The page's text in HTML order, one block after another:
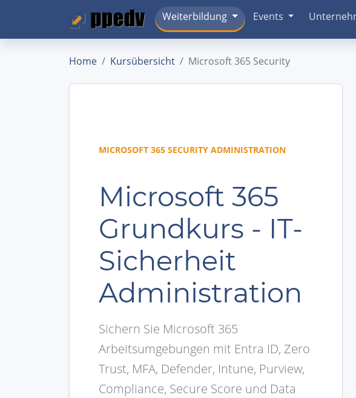
Weiterbildung Events
Home Kursübersicht Microsoft 365 Security
MICROSOFT 365 SECURITY ADMINISTRATION
Microsoft 365
Grundkurs - IT-
Sicherheit
Administration
Sichern Sie Microsoft 365
Arbeitsumgebungen mit Entra ID, Zero
Trust, MFA, Defender, Intune, Purview,
Compliance, Secure Score und Data